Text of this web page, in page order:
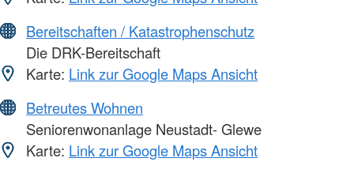
Bereitschaften / Katastrophenschutz
Die DRK-Bereitschaft
Karte: Link zur Google Maps Ansicht
Betreutes Wohnen
Seniorenwonanlage Neustadt- Glewe
Karte: Link zur Google Maps Ansicht